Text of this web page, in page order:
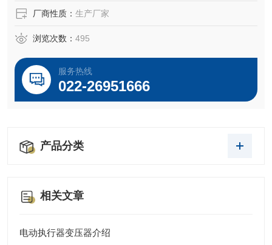
厂商性质： 生产厂家
浏览次数： 495
服务热线
022-26951666
产品分类
相关文章
电动执行器变压器介绍